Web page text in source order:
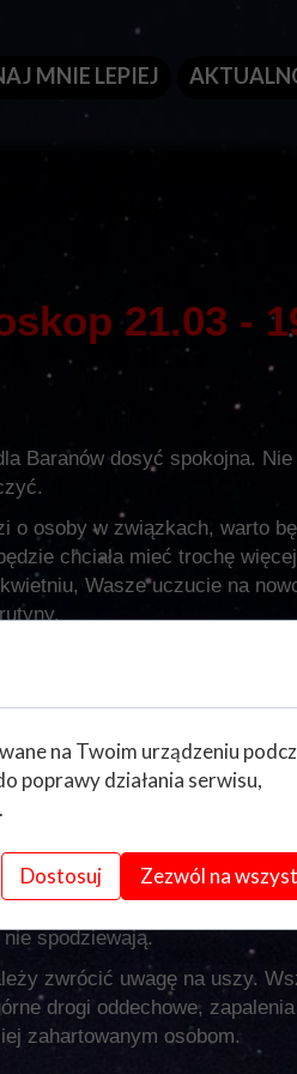
21.03 -
Baranów dosyć spokojna.
o osoby w związkach, warto
chciała mieć trochę
Wasze uczucie na
sobie na wstrzymanie.
Bawcie się i
z wyrzeczeniami.
marca zapowiada się dosyć
obowiązków, które
warto zacisnąć zęby i
na poszukiwanie pracy.
miały szanse na
spodziewają.
zwrócić uwagę na uszy.
drogi oddechowe,
zahartowanym osobom.
MNIE LEPIEJ
na Twoim urządzeniu
poprawy działania serwisu,
Dostosuj Zezwól na